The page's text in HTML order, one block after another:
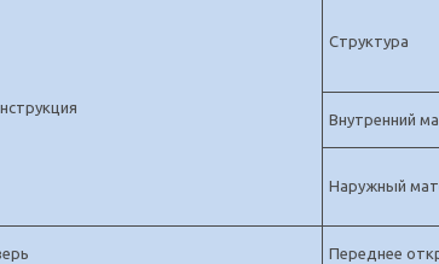
Структура
Внутренний
Наружный
Переднее